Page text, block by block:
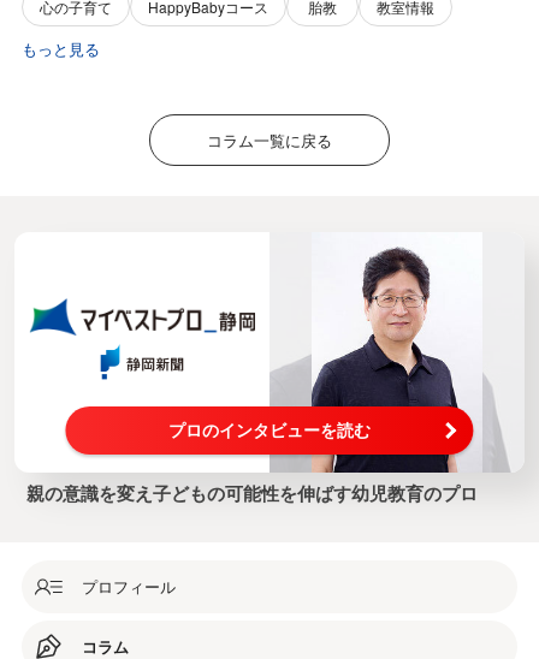
心の子育て
HappyBabyコース 胎教 教室情報
もっと見る
コラム一覧に戻る
プロのインタビューを読む
親の意識を変え子どもの可能性を伸ばす幼児教育のプロ
プロフィール
コラム